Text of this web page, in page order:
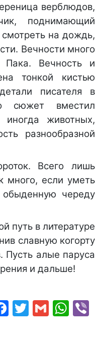
верблюдов,
поднимающий
на дождь,
Вечности много
Вечность и
тонкой кистью
писателя в
сюжет вместил
животных,
разнообразной
Всего лишь
много, если уметь
обыденную череду
путь в литературе
славную когорту
Пусть алые паруса
и дальше!
Facebook
Twitter
Gmail